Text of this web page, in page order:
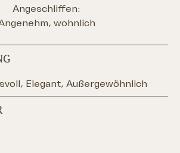
Angeschliffen:
wohnlich
Elegant, Außergewöhnlich